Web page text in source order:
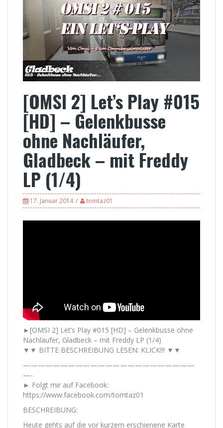
[OMSI 2] Let’s Play #015
[HD] – Gelenkbusse
ohne Nachläufer,
Gladbeck – mit Freddy
LP (1/4)
17. Januar 2014 tomtaz01
►[OMSI 2] Let’s Play #015 [HD] – Gelenkbusse ohne
Nachläufer, Gladbeck – mit Freddy LP (1/4)
▼▼ BITTE BESCHREIBUNG LESEN: KLICK!!! ▼▼
———————————————————————
—-
► Folgt mir auf Facebook:
https://www.facebook.com/tomtaz01
BESCHREIBUNG:
Heute gehts auf die vor kurzem erschienene Karte